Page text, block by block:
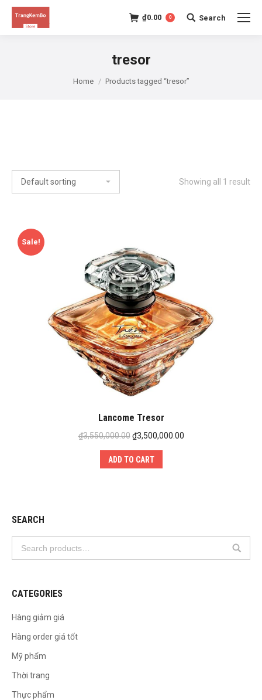
₫0.00 0 Search:
Search
tresor
Home Products tagged “tresor”
Showing all 1 result
Sale!
Lancome Tresor
₫3,550,000.00 ₫3,500,000.00
ADD TO CART
SEARCH
CATEGORIES
Hàng giảm giá
Hàng order giá tốt
Mỹ phẩm
Thời trang
Thực phẩm